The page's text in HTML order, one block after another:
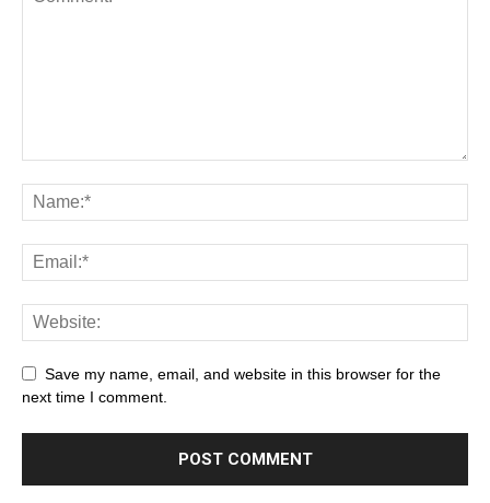
Save my name, email, and website in this browser for the
next time I comment.